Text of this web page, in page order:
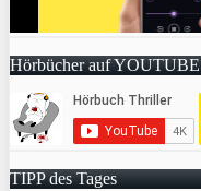
Hörbücher auf YOUTUBE
TIPP des Tages